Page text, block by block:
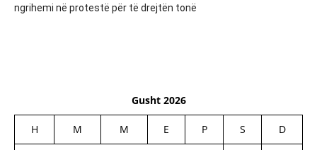
ngrihemi në protestë për të drejtën tonë
Gusht 2026
H M M E P S D